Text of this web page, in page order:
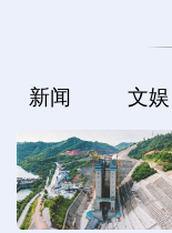
新闻 文娱